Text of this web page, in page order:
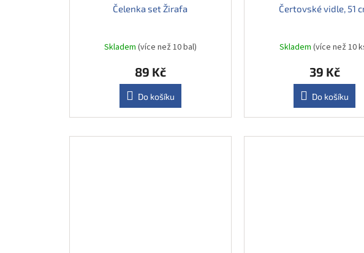
Čelenka set Žirafa
Skladem (více než 10 bal)
89 Kč
Do košíku
Čertovské vidle, 51
Skladem(více než 10
39 Kč
Do košíku